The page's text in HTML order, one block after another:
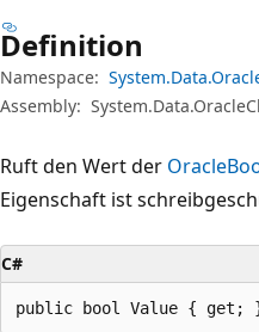
Definition
Namespace:
Assembly:
Ruft den Wert der
Eigenschaft ist
C#
public bool Value { get;